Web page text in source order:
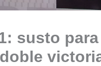
susto